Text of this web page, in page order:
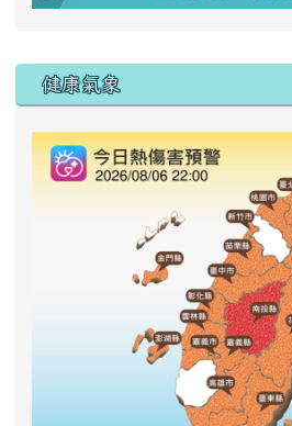
右邊區域內容
健康氣象